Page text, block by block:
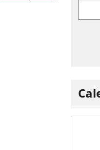
aplicación